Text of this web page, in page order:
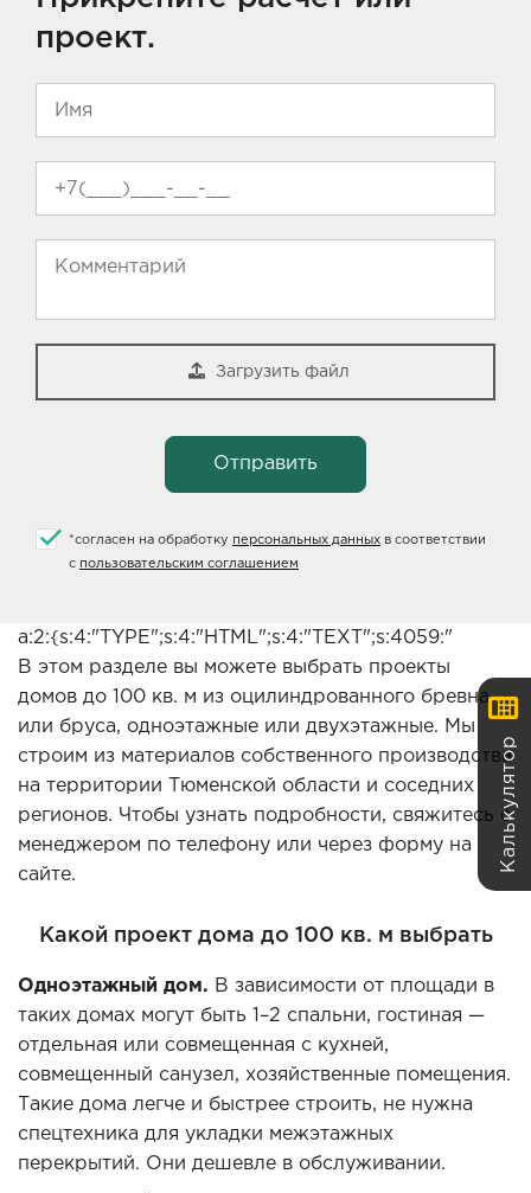
проект.
Загрузить файл
*согласен на обработку персональных данных в соответствии
с пользовательским соглашением
a:2:{s:4:"TYPE";s:4:"HTML";s:4:"TEXT";s:4059:"
В этом разделе вы можете выбрать проекты
домов до 100 кв. м из оцилиндрованного бревна
или бруса, одноэтажные или двухэтажные. Мы
строим из материалов собственного производства
на территории Тюменской области и соседних
регионов. Чтобы узнать подробности, свяжитесь с
менеджером по телефону или через форму на
сайте.
Какой проект дома до 100 кв. м выбрать
Одноэтажный дом. В зависимости от площади в
таких домах могут быть 1–2 спальни, гостиная —
отдельная или совмещенная с кухней,
совмещенный санузел, хозяйственные помещения.
Такие дома легче и быстрее строить, не нужна
спецтехника для укладки межэтажных
перекрытий. Они дешевле в обслуживании.
Калькулятор